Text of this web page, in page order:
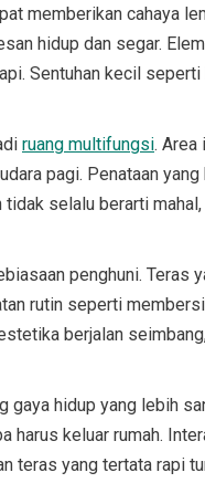
memberikan cahaya
hidup dan segar.
Sentuhan kecil
ruang multifungsi. Area
pagi. Penataan
selalu berarti
penghuni. Teras
rutin seperti
berjalan
hidup yang lebih
harus keluar rumah.
teras yang tertata rapi